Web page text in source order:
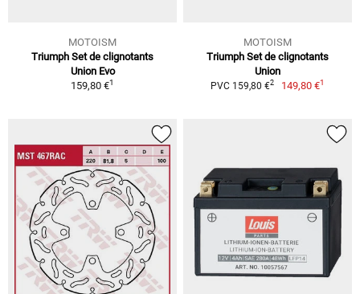
MOTOISM
Triumph Set de clignotants
Union Evo
159,80 €1
MOTOISM
Triumph Set de clignotants
Union
PVC 159,80 €2 149,80 €1